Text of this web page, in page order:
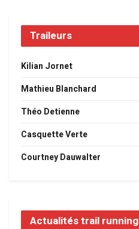
Traileurs
Kilian Jornet
Mathieu Blanchard
Théo Detienne
Casquette Verte
Courtney Dauwalter
Actualités trail running